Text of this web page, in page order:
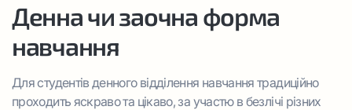
Денна чи заочна форма
навчання
Для студентів денного відділення навчання традиційно
проходить яскраво та цікаво, за участю в безлічі різних